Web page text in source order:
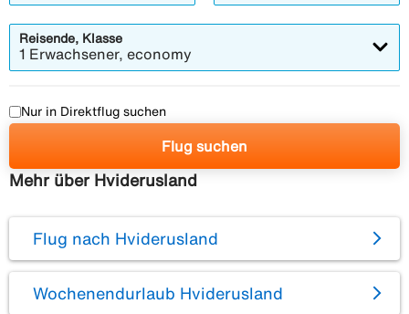
Reisende, Klasse
1 Erwachsener, economy
Nur in Direktflug suchen
Flug suchen
Mehr über Hviderusland
Flug nach Hviderusland
Wochenendurlaub Hviderusland